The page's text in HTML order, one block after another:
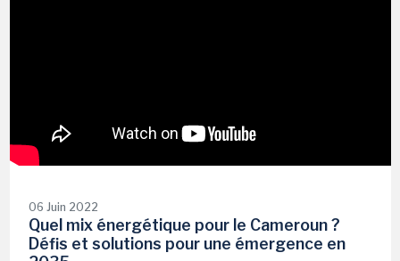
06 Juin 2022
Quel mix énergétique pour le Cameroun ?
Défis et solutions pour une émergence en